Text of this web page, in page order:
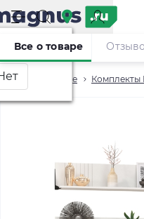
Москва ?
Гостиные Комплекты
Все о товаре